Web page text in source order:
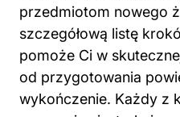
przedmiotom nowego
szczegółową listę
pomoże Ci w
od przygotowania
wykończenie. Każdy z